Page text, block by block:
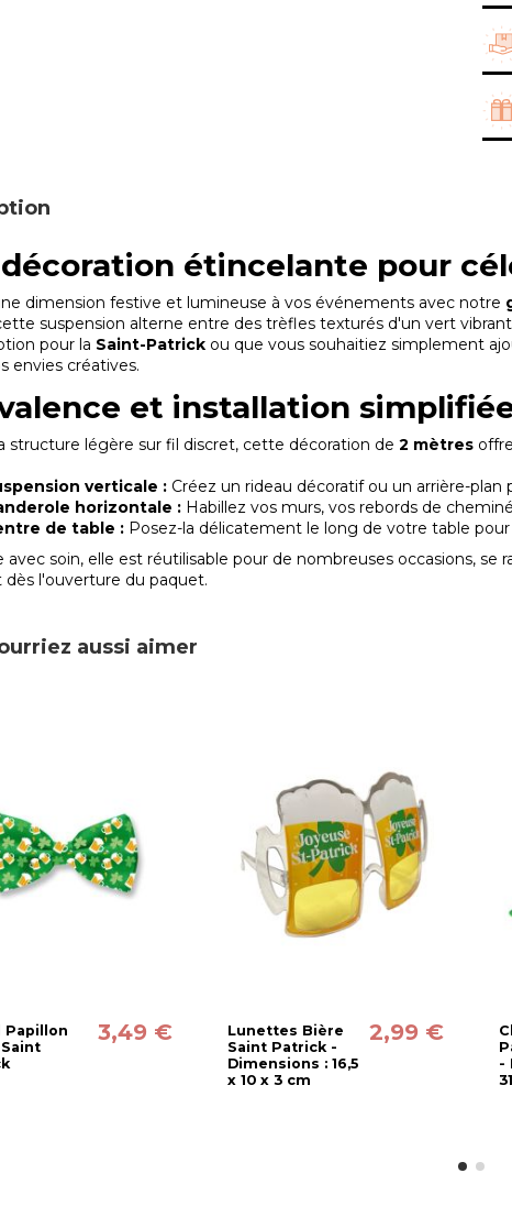
étincelante pour
dimension festive et lumineuse à vos événements avec notre
suspension alterne entre des trèfles texturés d'un vert
pour la Saint-Patrick ou que vous souhaitiez simplement
envies créatives.
et installation
structure légère sur fil discret, cette décoration de2 mètres
verticale : Créez un rideau décoratif ou un arrière-
horizontale : Habillez vos murs, vos rebords de
de table : Posez-la délicatement le long de votre table
avec soin, elle est réutilisable pour de nombreuses occasions,
l'ouverture du paquet.
aussi aimer
Papillon
3,49 €
Lunettes Bière
Saint Patrick -
Dimensions : 16,5
x 10 x 3 cm
2,99 €
-